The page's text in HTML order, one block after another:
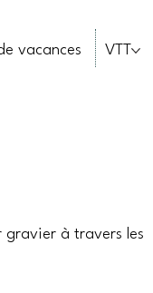
vacances VTT
gravier à travers les